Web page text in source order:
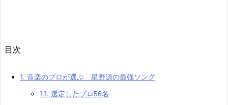
目次
1. 音楽のプロが選ぶ 星野源の最強ソング
1.1. 選定したプロ56名